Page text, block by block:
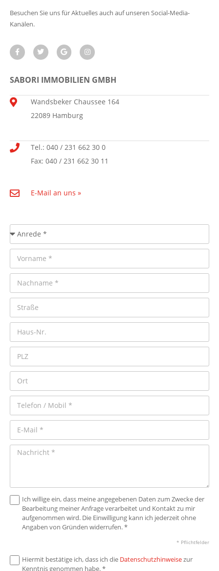
Besuchen Sie uns für Aktuelles auch auf unseren Social-Media-
Kanälen.
SABORI IMMOBILIEN GMBH
Wandsbeker Chaussee 164
22089 Hamburg
Tel.: 040 / 231 662 30 0
Fax: 040 / 231 662 30 11
E-Mail an uns »
Ich willige ein, dass meine angegebenen Daten zum Zwecke der
Bearbeitung meiner Anfrage verarbeitet und Kontakt zu mir
aufgenommen wird. Die Einwilligung kann ich jederzeit ohne
Angaben von Gründen widerrufen. *
* Pflichtfelder
Hiermit bestätige ich, dass ich die Datenschutzhinweisezur
Kenntnis genommen habe. *